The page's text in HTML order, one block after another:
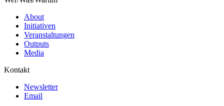
About
Initiativen
Veranstaltungen
Outputs
Media
Kontakt
Newsletter
Email